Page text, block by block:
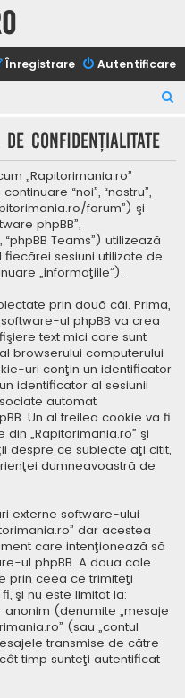
Autentificare
Înregistrare
t
de confidenţialitate
„Rapitorimania.ro”
“noi”, “nostru”,
forum”) şi
phpBB”,
“phpBB Teams”) utilizează
sesiuni utilizate de
„informaţiile”).
prin două căi. Prima,
ul phpBB va crea
text mici care sunt
browserului computerului
uri conţin un identificator
identificator al sesiunii
automat
Un al treilea cookie va fi
„Rapitorimania.ro” şi
despre ce subiecte aţi citit,
dumneavoastră de
externe software-ului
dar acestea
care intenţionează să
ul phpBB. A doua cale
prin ceea ce trimiteţi
şi nu este limitat la:
(denumite „mesaje
(sau „contul
transmise de către
timp sunteţi autentificat